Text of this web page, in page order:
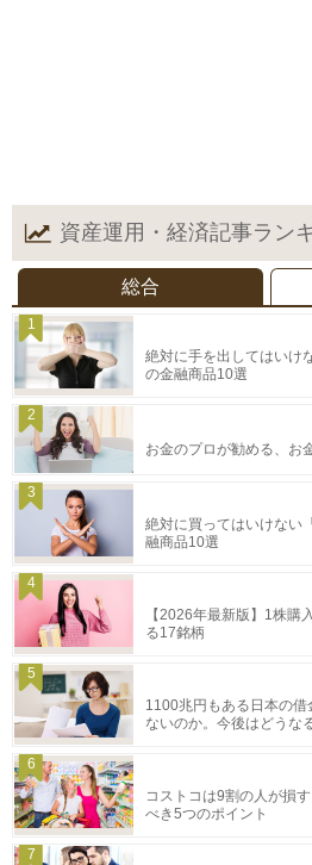
資産運用・経済記事ラン
総合
1
絶対に手を出してはいけ
の金融商品10選
2
お金のプロが勧める、お
3
絶対に買ってはいけない
融商品10選
4
【2026年最新版】1株購
る17銘柄
5
1100兆円もある日本の
ないのか。今後はどうな
6
コストコは9割の人が損
べき5つのポイント
7